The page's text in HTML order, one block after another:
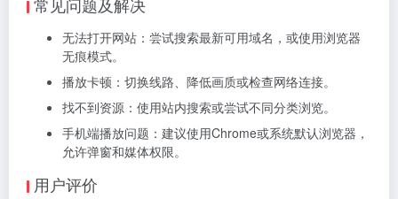
常见问题及解决
无法打开网站：尝试搜索最新可用域名，或使用浏览器
无痕模式。
播放卡顿：切换线路、降低画质或检查网络连接。
找不到资源：使用站内搜索或尝试不同分类浏览。
手机端播放问题：建议使用Chrome或系统默认浏览器，
允许弹窗和媒体权限。
用户评价